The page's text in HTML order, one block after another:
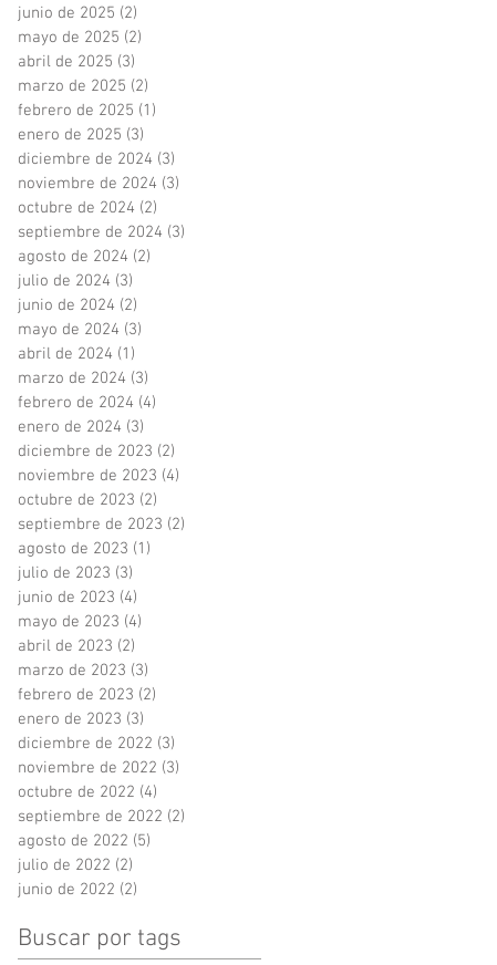
junio de 2025 (2)
mayo de 2025 (2)
abril de 2025 (3)
marzo de 2025 (2)
febrero de 2025 (1)
enero de 2025 (3)
diciembre de 2024 (3)
noviembre de 2024 (3)
octubre de 2024 (2)
septiembre de 2024 (3)
agosto de 2024 (2)
julio de 2024 (3)
junio de 2024 (2)
mayo de 2024 (3)
abril de 2024 (1)
marzo de 2024 (3)
febrero de 2024 (4)
enero de 2024 (3)
diciembre de 2023 (2)
noviembre de 2023 (4)
octubre de 2023 (2)
septiembre de 2023 (2)
agosto de 2023 (1)
julio de 2023 (3)
junio de 2023 (4)
mayo de 2023 (4)
abril de 2023 (2)
marzo de 2023 (3)
febrero de 2023 (2)
enero de 2023 (3)
diciembre de 2022 (3)
noviembre de 2022 (3)
octubre de 2022 (4)
septiembre de 2022 (2)
agosto de 2022 (5)
julio de 2022 (2)
junio de 2022 (2)
Buscar por tags